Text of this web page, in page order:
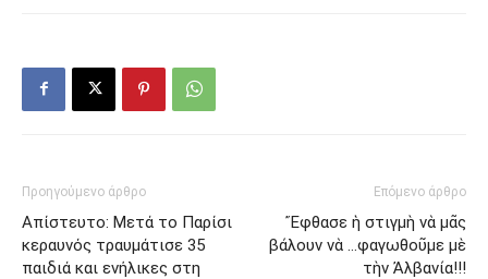
Προηγούμενο άρθρο
Απίστευτο: Μετά το Παρίσι
κεραυνός τραυμάτισε 35
παιδιά και ενήλικες στη
Επόμενο άρθρο
Ἔφθασε ἡ στιγμὴ νὰ μᾶς
βάλουν νὰ …φαγωθοῦμε μὲ
τὴν Ἀλβανία!!!